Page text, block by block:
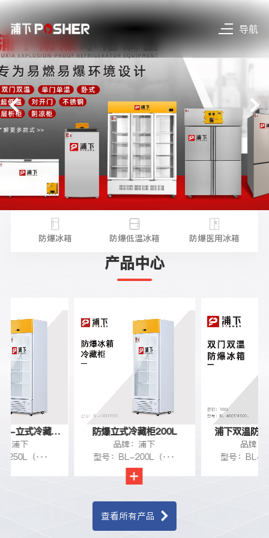
导航
防爆冰箱 防爆低温冰箱 防爆医用冰箱
产品中心
-立式冷藏柜
：浦下
250L（···
防爆立式冷藏柜200L
品牌：浦下
型号：BL-200L（···
浦下双温防
品牌：
型号：BL-
查看所有产品